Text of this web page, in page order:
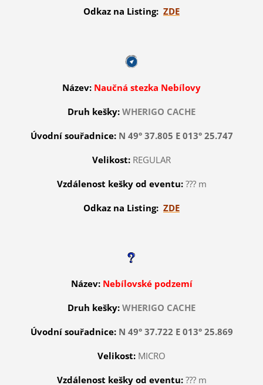
Odkaz na Listing: ZDE
Název: Naučná stezka Nebílovy
Druh kešky: WHERIGO CACHE
Úvodní souřadnice: N 49° 37.805 E 013° 25.747
Velikost: REGULAR
Vzdálenost kešky od eventu: ??? m
Odkaz na Listing: ZDE
Název: Nebílovské podzemí
Druh kešky: WHERIGO CACHE
Úvodní souřadnice: N 49° 37.722 E 013° 25.869
Velikost: MICRO
Vzdálenost kešky od eventu: ??? m